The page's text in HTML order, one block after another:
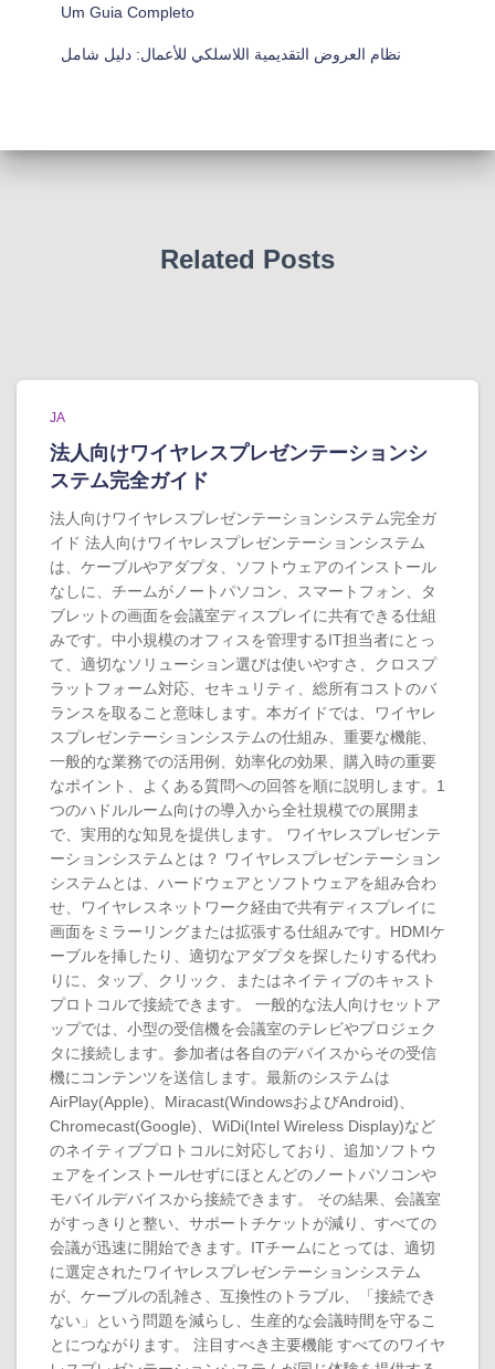
Um Guia Completo
نظام العروض التقديمية اللاسلكي للأعمال: دليل شامل
Related Posts
JA
法人向けワイヤレスプレゼンテーションシ
ステム完全ガイド
法人向けワイヤレスプレゼンテーションシステム完全ガ
イド 法人向けワイヤレスプレゼンテーションシステム
は、ケーブルやアダプタ、ソフトウェアのインストール
なしに、チームがノートパソコン、スマートフォン、タ
ブレットの画面を会議室ディスプレイに共有できる仕組
みです。中小規模のオフィスを管理するIT担当者にとっ
て、適切なソリューション選びは使いやすさ、クロスプ
ラットフォーム対応、セキュリティ、総所有コストのバ
ランスを取ること意味します。本ガイドでは、ワイヤレ
スプレゼンテーションシステムの仕組み、重要な機能、
一般的な業務での活用例、効率化の効果、購入時の重要
なポイント、よくある質問への回答を順に説明します。1
つのハドルルーム向けの導入から全社規模での展開ま
で、実用的な知見を提供します。 ワイヤレスプレゼンテ
ーションシステムとは？ ワイヤレスプレゼンテーション
システムとは、ハードウェアとソフトウェアを組み合わ
せ、ワイヤレスネットワーク経由で共有ディスプレイに
画面をミラーリングまたは拡張する仕組みです。HDMIケ
ーブルを挿したり、適切なアダプタを探したりする代わ
りに、タップ、クリック、またはネイティブのキャスト
プロトコルで接続できます。 一般的な法人向けセットア
ップでは、小型の受信機を会議室のテレビやプロジェク
タに接続します。参加者は各自のデバイスからその受信
機にコンテンツを送信します。最新のシステムは
AirPlay(Apple)、Miracast(WindowsおよびAndroid)、
Chromecast(Google)、WiDi(Intel Wireless Display)など
のネイティブプロトコルに対応しており、追加ソフトウ
ェアをインストールせずにほとんどのノートパソコンや
モバイルデバイスから接続できます。 その結果、会議室
がすっきりと整い、サポートチケットが減り、すべての
会議が迅速に開始できます。ITチームにとっては、適切
に選定されたワイヤレスプレゼンテーションシステム
が、ケーブルの乱雑さ、互換性のトラブル、「接続でき
ない」という問題を減らし、生産的な会議時間を守るこ
とにつながります。 注目すべき主要機能 すべてのワイヤ